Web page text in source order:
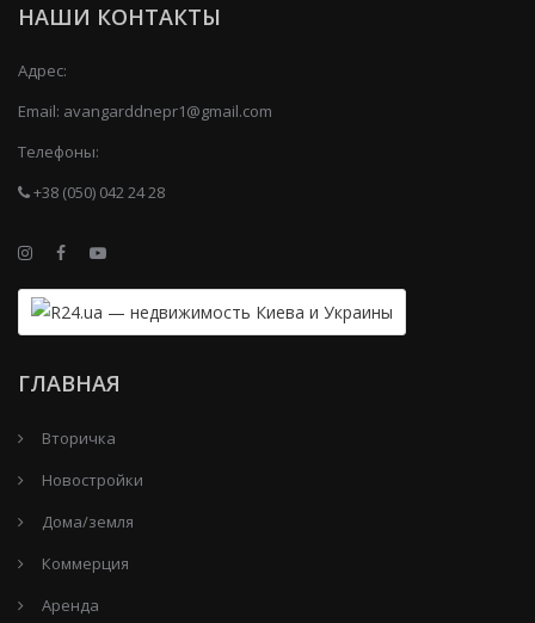
НАШИ КОНТАКТЫ
Адрес:
Email: avangarddnepr1@gmail.com
Телефоны:
+38 (050) 042 24 28
ГЛАВНАЯ
Вторичка
Новостройки
Дома/земля
Коммерция
Аренда